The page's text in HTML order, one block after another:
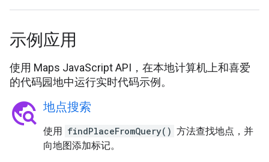
示例应用
使用 Maps JavaScript API，在本地计算机上和喜爱
的代码园地中运行实时代码示例。
travel_explore 地点搜索
使用 findPlaceFromQuery() 方法查找地点，并
向地图添加标记。